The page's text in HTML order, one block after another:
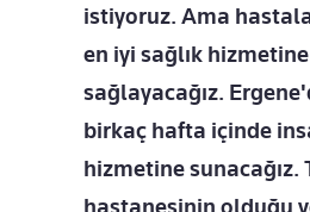
istiyoruz. Ama
en iyi sağlık
sağlayacağız.
birkaç hafta içinde
hizmetine sunacağız.